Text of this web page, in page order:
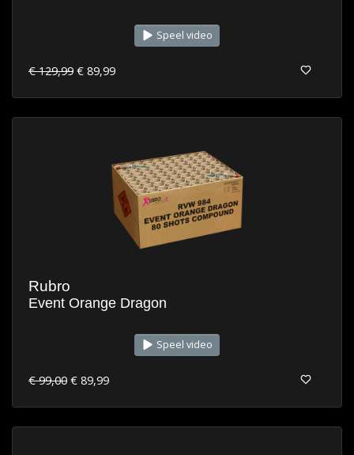
Speel video
€ 129,99 € 89,99
Rubro
Event Orange Dragon
Speel video
€ 99,00 € 89,99